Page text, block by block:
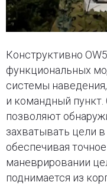
Конструктивно
функциональных
системы
и командный
позволяют
захватывать цели
обеспечивая
маневрировании
поднимается из